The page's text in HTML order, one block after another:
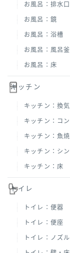
お風呂：排水口
お風呂：鏡
お風呂：浴槽
お風呂：風呂釜
お風呂：床
キッチン
キッチン：換
キッチン：コ
キッチン：魚
キッチン：シ
キッチン：床
トイレ
トイレ：便器
トイレ：便座
トイレ：ノズル